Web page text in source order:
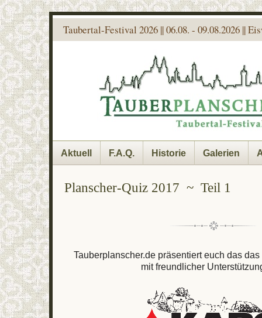
Taubertal-Festival 2026 || 06.08. - 09.08.2026 ||
Aktuell F.A.Q. Historie Galerien
Planscher-Quiz 2017 ~ Teil 1
Tauberplanscher.de präsentiert euch das
mit freundlicher